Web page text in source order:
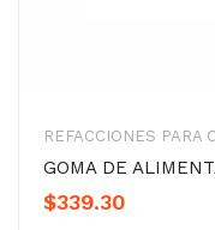
REFACCIONES PARA
GOMA DE
$339.30